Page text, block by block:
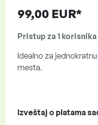
99,00 EUR*
Pristup za 1 korisnika
Idealno za
mesta.
Izveštaj o platama